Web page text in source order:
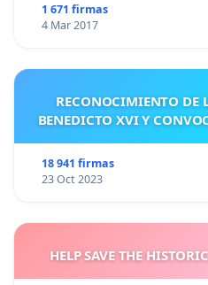
1 671 firmas
4 Mar 2017
RECONOCIMIENTO DE
BENEDICTO XVI Y
18 941 firmas
23 Oct 2023
HELP SAVE THE